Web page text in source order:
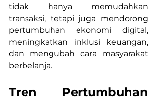
tidak hanya memudahkan
transaksi, tetapi juga mendorong
pertumbuhan ekonomi digital,
meningkatkan inklusi keuangan,
dan mengubah cara masyarakat
berbelanja.
Tren Pertumbuhan